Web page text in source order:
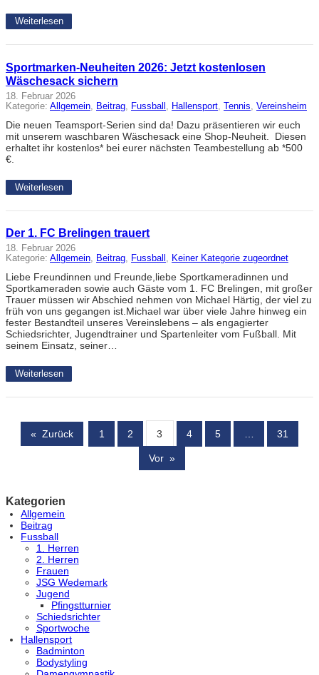
Weiterlesen
Sportmarken-Neuheiten 2026: Jetzt kostenlosen
Wäschesack sichern
18. Februar 2026
Kategorie: Allgemein, Beitrag, Fussball , Hallensport, Tennis, Vereinsheim
Die neuen Teamsport-Serien sind da! Dazu präsentieren wir euch
mit unserem waschbaren Wäschesack eine Shop-Neuheit. Diesen
erhaltet ihr kostenlos* bei eurer nächsten Teambestellung ab *500
€.
Weiterlesen
Der 1. FC Brelingen trauert
18. Februar 2026
Kategorie: Allgemein, Beitrag, Fussball , Keiner Kategorie zugeordnet
Liebe Freundinnen und Freunde,liebe Sportkameradinnen und
Sportkameraden sowie auch Gäste vom 1. FC Brelingen, mit großer
Trauer müssen wir Abschied nehmen von Michael Härtig, der viel zu
früh von uns gegangen ist.Michael war über viele Jahre hinweg ein
fester Bestandteil unseres Vereinslebens – als engagierter
Schiedsrichter, Jugendtrainer und Spartenleiter vom Fußball. Mit
seinem Einsatz, seiner…
Weiterlesen
« Zurück 1 2 3 4 5 … 31
Vor »
Kategorien
Allgemein
Beitrag
Fussball
1. Herren
2. Herren
Frauen
JSG Wedemark
Jugend
Pfingstturnier
Schiedsrichter
Sportwoche
Hallensport
Badminton
Bodystyling